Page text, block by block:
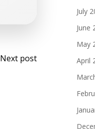
Post
Next post
July
June
May
April